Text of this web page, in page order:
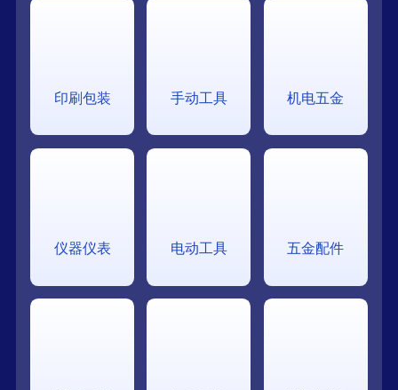
印刷包装 手动工具 机电五金
仪器仪表 电动工具 五金配件